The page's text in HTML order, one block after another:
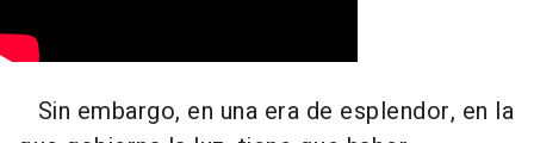
Sin embargo, en una era de esplendor, en la